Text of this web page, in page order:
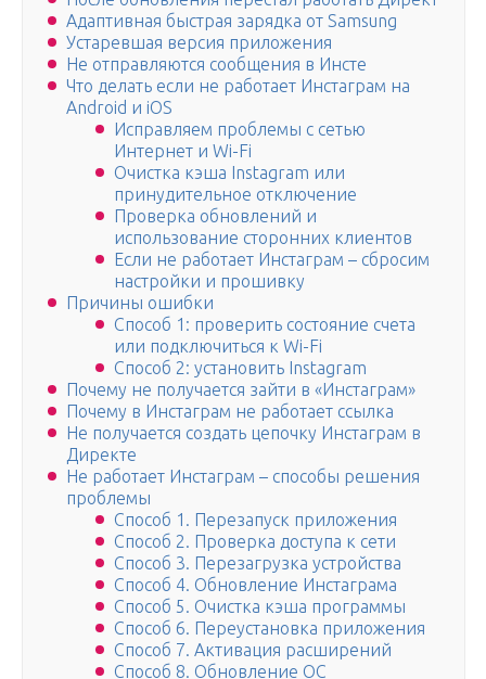
Адаптивная быстрая зарядка от Samsung
Устаревшая версия приложения
Не отправляются сообщения в Инсте
Что делать если не работает Инстаграм на
Android и iOS
Исправляем проблемы с сетью
Интернет и Wi-Fi
Очистка кэша Instagram или
принудительное отключение
Проверка обновлений и
использование сторонних клиентов
Если не работает Инстаграм – сбросим
настройки и прошивку
Причины ошибки
Способ 1: проверить состояние счета
или подключиться к Wi-Fi
Способ 2: установить Instagram
Почему не получается зайти в «Инстаграм»
Почему в Инстаграм не работает ссылка
Не получается создать цепочку Инстаграм в
Директе
Не работает Инстаграм – способы решения
проблемы
Способ 1. Перезапуск приложения
Способ 2. Проверка доступа к сети
Способ 3. Перезагрузка устройства
Способ 4. Обновление Инстаграма
Способ 5. Очистка кэша программы
Способ 6. Переустановка приложения
Способ 7. Активация расширений
Способ 8. Обновление ОС